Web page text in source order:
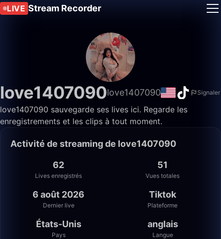
LIVE Stream Recorder
love1407090love1407090 Signaler
love1407090 sauvegarde ses lives ici. Regarde les
enregistrements et les clips à tout moment.
Activité de streaming de love1407090
62
Lives enregistrés
51
Vues totales
6 août 2026
Dernier live
Tiktok
Plateforme
États-Unis
Pays
anglais
Langue